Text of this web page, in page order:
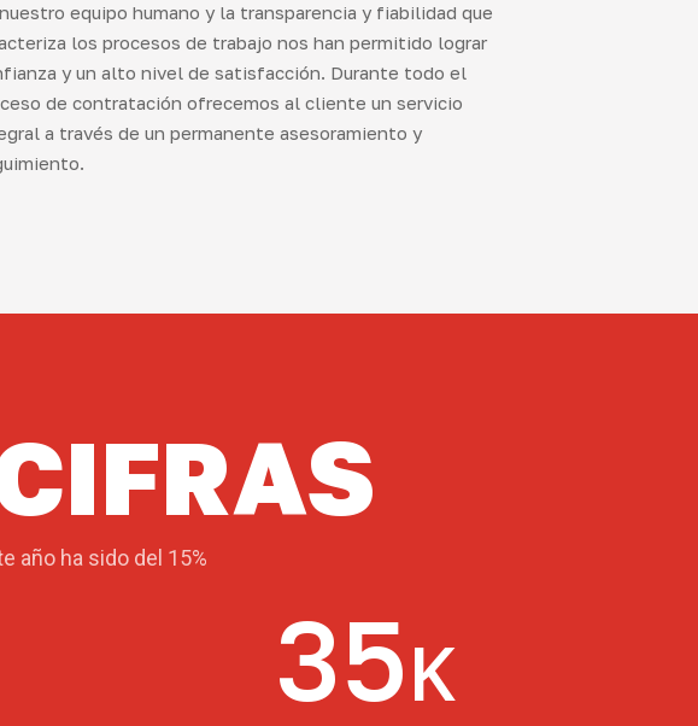
equipo humano y la transparencia y fiabilidad que
los procesos de trabajo nos han permitido lograr
y un alto nivel de satisfacción. Durante todo el
de contratación ofrecemos al cliente un servicio
a través de un permanente asesoramiento y
año ha sido del 15%
35K